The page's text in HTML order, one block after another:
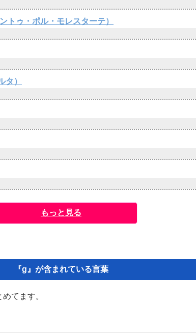
ゥ・ポル・モレスターテ）
）
もっと見る
『g』が含まれている言葉
てます。